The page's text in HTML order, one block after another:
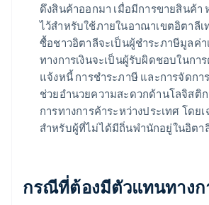
ดึงสินค้าออกมา เมื่อมีการขายสินค้า
ไว้สำหรับใช้ภายในอาณาเขตอิตาลี
ซื้อชาวอิตาลีจะเป็นผู้ชำระภาษีมูลค่
ทางการเงินจะเป็นผู้รับผิดชอบในกา
แจ้งหนี้ การชำระภาษี และการจัดกา
ช่วยอำนวยความสะดวกด้านโลจิสติ
การทางการค้าระหว่างประเทศ โดย
สำหรับผู้ที่ไม่ได้มีถิ่นพำนักอยู่ในอิตา
กรณีที่ต้องมีตัวแทนทางก